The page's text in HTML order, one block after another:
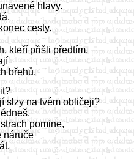
hlavy.
cesty.
kteří přišli předtím.
břehů.
slzy na tvém obličeji?
pomine,
náruče